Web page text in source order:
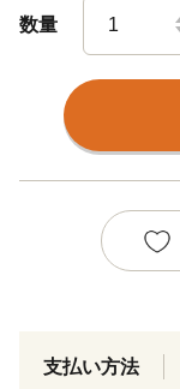
数量
支払い方法